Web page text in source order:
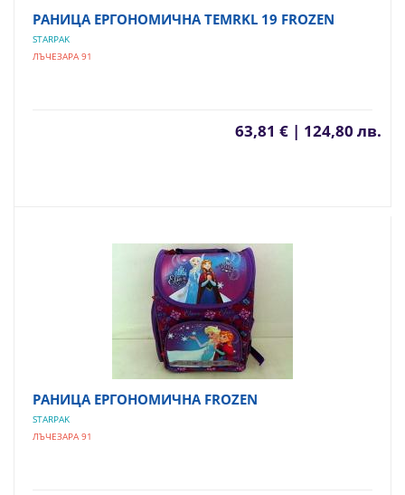
РАНИЦА ЕРГОНОМИЧНА TEMRKL 19 FROZEN
STARPAK
ЛЪЧЕЗАРА 91
63,81 € | 124,80 лв.
РАНИЦА ЕРГОНОМИЧНА FROZEN
STARPAK
ЛЪЧЕЗАРА 91